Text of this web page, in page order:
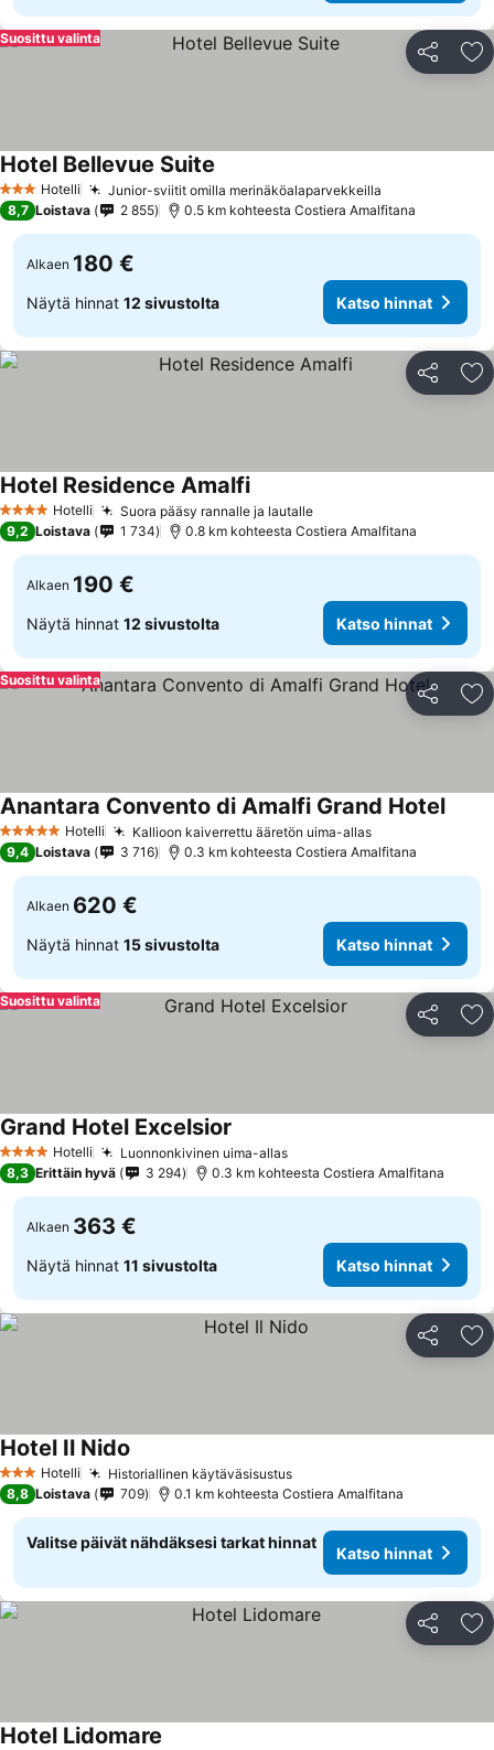
Jaa
Suosittu valinta
3 Tähtiluokitus
Hotelli Junior-sviitit omilla merinäköalaparvekkeilla
Hotel Bellevue Suite
8,7 Loistava 2 855 0.5 km kohteesta Costiera Amalfitana
Alkaen 180 €
Näytä hinnat 12 sivustolta Katso hinnat
Jaa
4 Tähtiluokitus
Hotelli Suora pääsy rannalle ja lautalleKatso hinnat
Hotel Residence AmalfiKatso hinnat
9,2 Loistava 1 734 0.8 km kohteesta Costiera Amalfitana
Alkaen 190 €
Näytä hinnat 12 sivustolta Katso hinnat
Jaa
Suosittu valinta
5 Tähtiluokitus
Hotelli Kallioon kaiverrettu ääretön uima-allasKatso hinnat
Anantara Convento di Amalfi Grand Hotel
9,4 Loistava 3 716 0.3 km kohteesta Costiera Amalfitana
Alkaen 620 €
Näytä hinnat 15 sivustolta Katso hinnat
Jaa
Suosittu valinta
4 Tähtiluokitus
Hotelli Luonnonkivinen uima-allasKatso hinnat
Grand Hotel Excelsior
8,3 Erittäin hyvä 3 294 0.3 km kohteesta Costiera Amalfitana
Alkaen 363 €
Näytä hinnat 11 sivustolta Katso hinnat
Jaa
3 Tähtiluokitus
Hotelli Historiallinen käytäväsisustusKatso hinnat
Hotel Il Nido
8,8 Loistava 709 0.1 km kohteesta Costiera Amalfitana
Valitse päivät nähdäksesi tarkat hinnat
Katso hinnat
Jaa
Hotel Lidomare